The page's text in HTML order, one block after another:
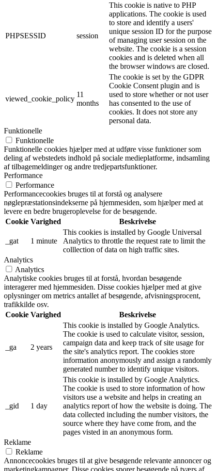
PHPSESSID session
This cookie is native to PHP
applications. The cookie is used
to store and identify a users'
unique session ID for the purpose
of managing user session on the
website. The cookie is a session
cookies and is deleted when all
the browser windows are closed.
viewed_cookie_policy
11
months
The cookie is set by the GDPR
Cookie Consent plugin and is
used to store whether or not user
has consented to the use of
cookies. It does not store any
personal data.
Funktionelle
Funktionelle
Funktionelle cookies hjælper med at udføre visse funktioner som
deling af webstedets indhold på sociale medieplatforme, indsamling
af tilbagemeldinger og andre tredjepartsfunktioner.
Performance
Performance
Performancecookies bruges til at forstå og analysere
nøglepræstationsindekserne på hjemmesiden, som hjælper med at
levere en bedre brugeroplevelse for de besøgende.
Cookie Varighed Beskrivelse
_gat 1 minute
This cookies is installed by Google Universal
Analytics to throttle the request rate to limit the
colllection of data on high traffic sites.
Analytics
Analytics
Analytiske cookies bruges til at forstå, hvordan besøgende
interagerer med hjemmesiden. Disse cookies hjælper med at give
oplysninger om metrics antallet af besøgende, afvisningsprocent,
trafikkilde osv.
Cookie Varighed Beskrivelse
_ga 2 years
This cookie is installed by Google Analytics.
The cookie is used to calculate visitor, session,
campaign data and keep track of site usage for
the site's analytics report. The cookies store
information anonymously and assign a randomly
generated number to identify unique visitors.
_gid 1 day
This cookie is installed by Google Analytics.
The cookie is used to store information of how
visitors use a website and helps in creating an
analytics report of how the website is doing. The
data collected including the number visitors, the
source where they have come from, and the
pages visted in an anonymous form.
Reklame
Reklame
Annoncecookies bruges til at give besøgende relevante annoncer og
marketingkampagner. Disse cookies sporer besøgende på tværs af